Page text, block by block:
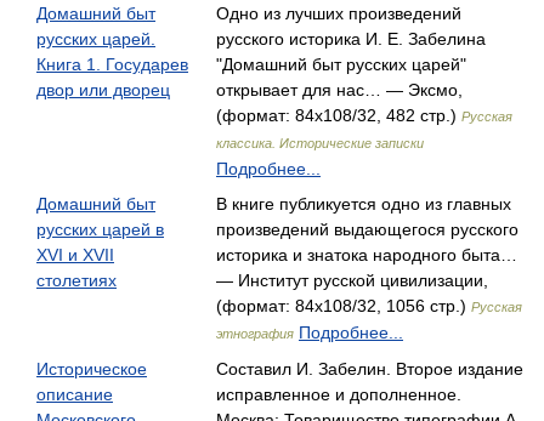
Домашний быт
русских царей.
Книга 1. Государев
двор или дворец
Одно из лучших произведений
русского историка И. Е. Забелина
"Домашний быт русских царей"
открывает для нас… — Эксмо,
(формат: 84x108/32, 482 стр.) Русская
классика. Исторические записки
Подробнее...
Домашний быт
русских царей в
XVI и XVII
столетиях
В книге публикуется одно из главных
произведений выдающегося русского
историка и знатока народного быта…
— Институт русской цивилизации,
(формат: 84x108/32, 1056 стр.) Русская
этнография Подробнее...
Историческое
описание
Составил И. Забелин. Второе издание
исправленное и дополненное.